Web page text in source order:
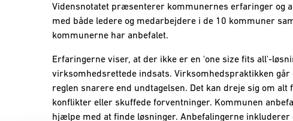
Vidensnotatet præsenterer kommunernes erfaringer og
med både ledere og medarbejdere i de 10 kommuner
kommunerne har anbefalet.
Erfaringerne viser, at der ikke er en 'one size fits all'-
virksomhedsrettede indsats. Virksomhedspraktikken
reglen snarere end undtagelsen. Det kan dreje sig om
konflikter eller skuffede forventninger. Kommunen
hjælpe med at finde løsninger. Anbefalingerne